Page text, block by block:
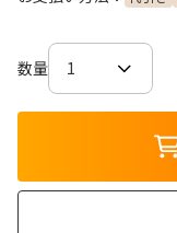
数量